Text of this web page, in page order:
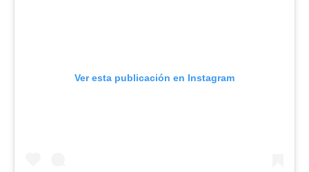
Ver esta publicación en Instagram